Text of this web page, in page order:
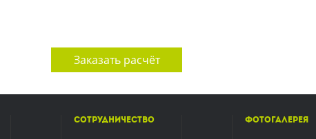
Заказать расчёт
Сотрудничество Фотогалерея